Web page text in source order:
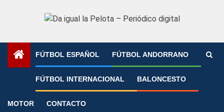
FÚTBOL ESPAÑOL FÚTBOL ANDORRANO
FÚTBOL INTERNACIONAL BALONCESTO
MOTOR CONTACTO
»
Eurocopa Fútbol Internacional